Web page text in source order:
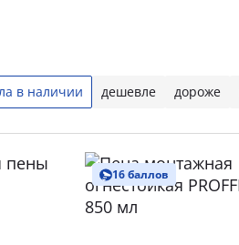
в наличии дешевле дороже
16 баллов